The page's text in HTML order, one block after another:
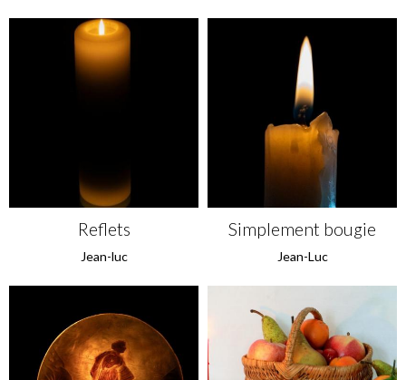
Reflets
Jean-luc
Simplement bougie
Jean-Luc